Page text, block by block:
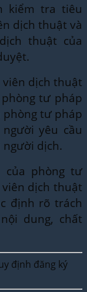
kiểm tra tiêu
dịch thuật và
thuật của
viên dịch thuật
tư pháp
phòng tư pháp
yêu cầu
dịch.
của phòng tư
dịch thuật
định rõ trách
dung, chất
định đăng ký